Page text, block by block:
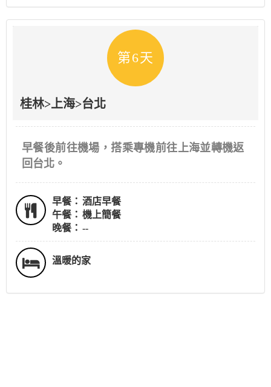
第6天
桂林>上海>台北
早餐後前往機場，搭乘專機前往上海並轉機返
回台北。
早餐： 酒店早餐
午餐： 機上簡餐
晚餐： --
溫暖的家